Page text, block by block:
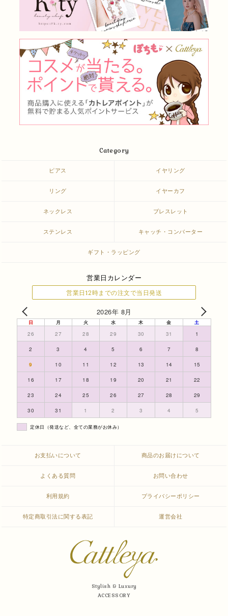
Category
ピアス イヤリング
リング イヤーカフ
ネックレス ブレスレット
ステンレス キャッチ・コンバーター
ギフト・ラッピング
営業日カレンダー
営業日12時までの注文で当日発送
2026年 8月
日 月 火 水 木 金 土
26 27 28 29 30 31 1
2 3 4 5 6 7 8
9 10 11 12 13 14 15
16 17 18 19 20 21 22
23 24 25 26 27 28 29
30 31 1 2 3 4 5
定休日（発送など、全ての業務がお休み）
お支払いについて 商品のお届けについて
よくある質問 お問い合わせ
利用規約 プライバシーポリシー
特定商取引法に関する表記 運営会社
Stylish & Luxury
ACCESSORY